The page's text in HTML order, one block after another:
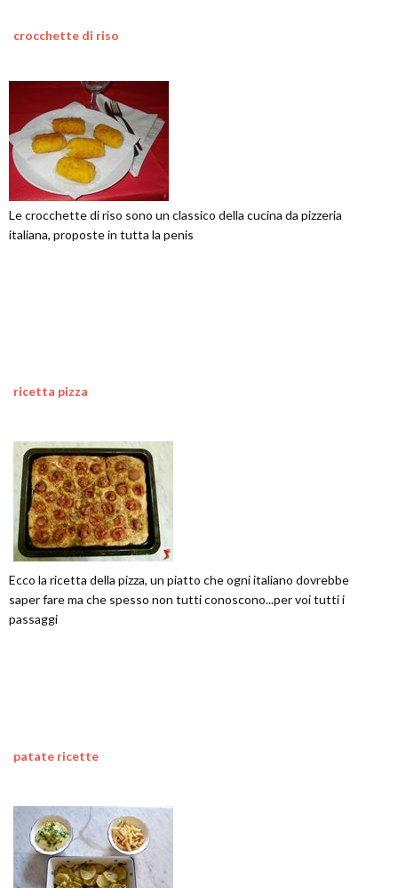
crocchette di riso
Le crocchette di riso sono un classico della cucina da pizzeria
italiana, proposte in tutta la penis
ricetta pizza
Ecco la ricetta della pizza, un piatto che ogni italiano dovrebbe
saper fare ma che spesso non tutti conoscono...per voi tutti i
passaggi
patate ricette